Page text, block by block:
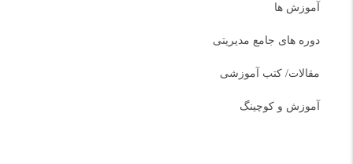
آموزش ها
دوره های جامع مدیریتی
مقالات/ کتب آموزشی
آموزش و کوچینگ